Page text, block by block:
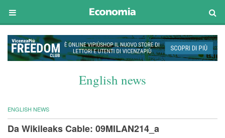
English news
ENGLISH NEWS
Da Wikileaks Cable: 09MILAN214_a